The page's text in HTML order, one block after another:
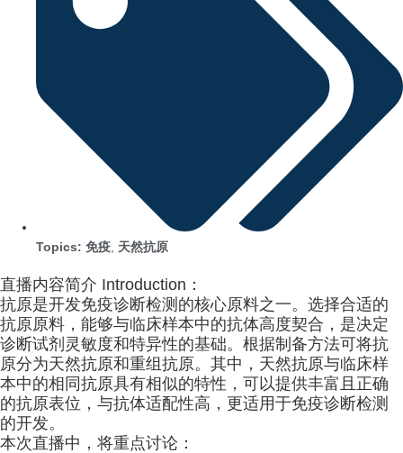
Topics: 免疫 天然抗原
直播内容简介 Introduction：
抗原是开发免疫诊断检测的核心原料之一。选择合适的
抗原原料，能够与临床样本中的抗体高度契合，是决定
诊断试剂灵敏度和特异性的基础。根据制备方法可将抗
原分为天然抗原和重组抗原。其中，天然抗原与临床样
本中的相同抗原具有相似的特性，可以提供丰富且正确
的抗原表位，与抗体适配性高，更适用于免疫诊断检测
的开发。
本次直播中，将重点讨论：